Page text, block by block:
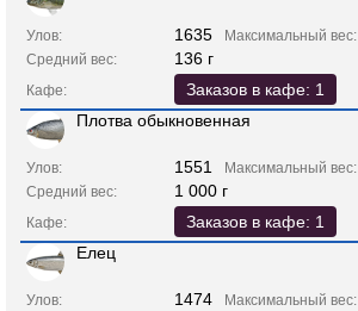
Улов: 1635 Максимальный вес:
Средний вес: 136 г
Кафе:
Заказов в кафе: 1
Плотва обыкновенная
Улов: 1551 Максимальный вес:
Средний вес: 1 000 г
Кафе:
Заказов в кафе: 1
Елец
Улов: 1474 Максимальный вес: